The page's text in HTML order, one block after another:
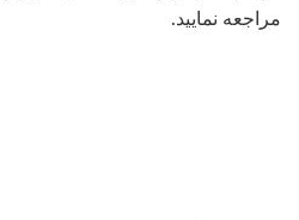
مراجعه نمایید.